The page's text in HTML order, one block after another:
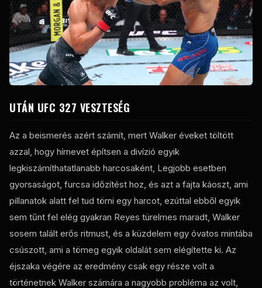
UTÁN UFC 327 VESZTESÉG
Az a beismerés azért számít, mert Walker éveket töltött
azzal, hogy hírnevet építsen a divízió egyik
legkiszámíthatatlanabb harcosaként, Legjobb esetben
gyorsaságot, furcsa időzítést hoz, és azt a fajta káoszt, ami
pillanatok alatt fel tud törni egy harcot, ezúttal ebből egyik
sem tűnt fel elég gyakran Reyes türelmes maradt, Walker
sosem talált erős ritmust, és a küzdelem egy óvatos mintába
csúszott, ami a tömeg egyik oldalát sem elégítette ki. Az
éjszaka végére az eredmény csak egy része volt a
történetnek Walker számára a nagyobb probléma az volt,